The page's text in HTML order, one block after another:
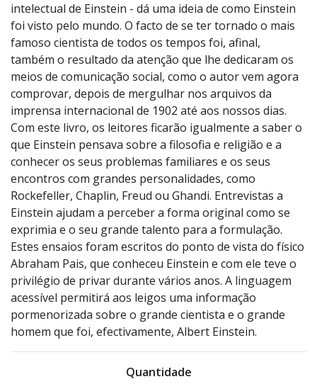
intelectual de Einstein - dá uma ideia de como Einstein
foi visto pelo mundo. O facto de se ter tornado o mais
famoso cientista de todos os tempos foi, afinal,
também o resultado da atenção que lhe dedicaram os
meios de comunicação social, como o autor vem agora
comprovar, depois de mergulhar nos arquivos da
imprensa internacional de 1902 até aos nossos dias.
Com este livro, os leitores ficarão igualmente a saber o
que Einstein pensava sobre a filosofia e religião e a
conhecer os seus problemas familiares e os seus
encontros com grandes personalidades, como
Rockefeller, Chaplin, Freud ou Ghandi. Entrevistas a
Einstein ajudam a perceber a forma original como se
exprimia e o seu grande talento para a formulação.
Estes ensaios foram escritos do ponto de vista do físico
Abraham Pais, que conheceu Einstein e com ele teve o
privilégio de privar durante vários anos. A linguagem
acessível permitirá aos leigos uma informação
pormenorizada sobre o grande cientista e o grande
homem que foi, efectivamente, Albert Einstein.
Quantidade